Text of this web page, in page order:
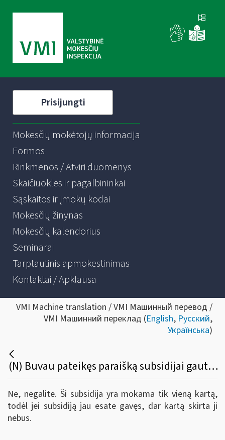
Prisijungti
Mokesčių mokėtojų informacija
Formos
Rinkmenos / Atviri duomenys
Skaičiuoklės ir pagalbininkai
Sąskaitos ir įmokų kodai
Mokesčių žinynas
Mokesčių kalendorius
Seminarai
Tarptautinis apmokestinimas
Kontaktai / Apklausa
VMI Machine translation / VMI Машинный перевод /
VMI Машинний переклад (English, Русский,
Українська)
(N) Buvau pateikęs paraišką subsidijai gauti ir man ji buvo skirta. Ar galiu dabar dar kartą teikti paraišką ir gauti subsidiją?
Ne, negalite. Ši subsidija yra mokama tik vieną kartą,
todėl jei subsidiją jau esate gavęs, dar kartą skirta ji
nebus.